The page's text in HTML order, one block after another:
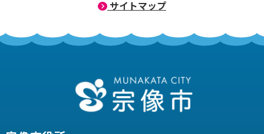
サイトマップ